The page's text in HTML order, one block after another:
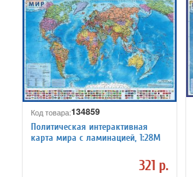
Код товара:134859
Политическая интерактивная
карта мира с ламинацией, 1:28М
321 р.